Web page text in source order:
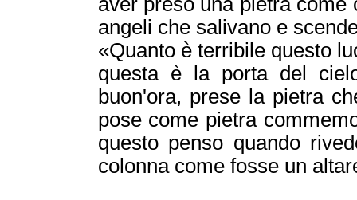
angeli che salivano e
«Quanto è terribile questo
questa è la porta del
buon'ora, prese la pietra
pose come pietra
questo penso quando
colonna come fosse un